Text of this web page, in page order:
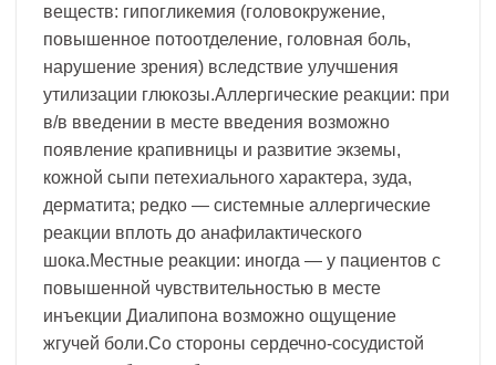
веществ: гипогликемия (головокружение,
повышенное потоотделение, головная боль,
нарушение зрения) вследствие улучшения
утилизации глюкозы.Аллергические реакции: при
в/в введении в месте введения возможно
появление крапивницы и развитие экземы,
кожной сыпи петехиального характера, зуда,
дерматита; редко — системные аллергические
реакции вплоть до анафилактического
шока.Местные реакции: иногда — у пациентов с
повышенной чувствительностью в месте
инъекции Диалипона возможно ощущение
жгучей боли.Со стороны сердечно-сосудистой